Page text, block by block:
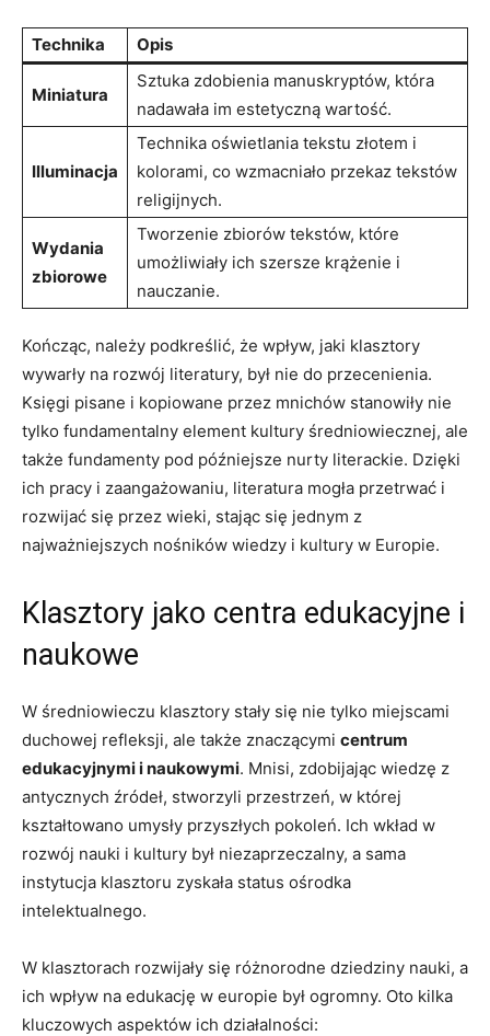
Technika Opis
Miniatura
Sztuka zdobienia manuskryptów, która
nadawała im estetyczną wartość.
Illuminacja
Technika oświetlania tekstu złotem i
kolorami, co wzmacniało przekaz tekstów
religijnych.
Wydania
zbiorowe
Tworzenie zbiorów tekstów, które
umożliwiały ich szersze krążenie i
nauczanie.
Kończąc, należy podkreślić, że wpływ, jaki klasztory
wywarły na rozwój literatury, był nie do przecenienia.
Księgi pisane i kopiowane przez mnichów stanowiły nie
tylko fundamentalny element kultury średniowiecznej, ale
także fundamenty pod późniejsze nurty literackie. Dzięki
ich pracy i zaangażowaniu, literatura mogła przetrwać i
rozwijać się przez wieki, stając się jednym z
najważniejszych nośników wiedzy i kultury w Europie.
Klasztory jako centra edukacyjne i
naukowe
W średniowieczu klasztory stały się nie tylko miejscami
duchowej refleksji, ale także znaczącymi centrum
edukacyjnymi i naukowymi. Mnisi, zdobijając wiedzę z
antycznych źródeł, stworzyli przestrzeń, w której
kształtowano umysły przyszłych pokoleń. Ich wkład w
rozwój nauki i kultury był niezaprzeczalny, a sama
instytucja klasztoru zyskała status ośrodka
intelektualnego.
W klasztorach rozwijały się różnorodne dziedziny nauki, a
ich wpływ na edukację w europie był ogromny. Oto kilka
kluczowych aspektów ich działalności: